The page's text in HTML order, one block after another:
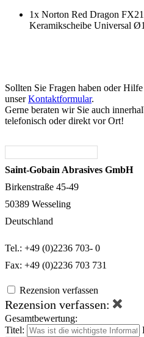
1x Norton Red Dragon FX21
Keramikscheibe Universal Ø
Sollten Sie Fragen haben oder
unserKontaktformular.
Gerne beraten wir Sie auch
telefonisch oder direkt vor Ort!
Saint-Gobain Abrasives GmbH
Birkenstraße 45-49
50389 Wesseling
Deutschland
Tel.: +49 (0)2236 703- 0
Fax: +49 (0)2236 703 731
Rezension verfassen
Rezension verfassen:
Gesamtbewertung:
Titel: